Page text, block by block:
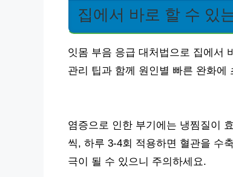
집에서 바로 할 수 있
잇몸 부음 응급 대처법으로 집에서
관리 팁과 함께 원인별 빠른 완화에
염증으로 인한 부기에는 냉찜질이
씩, 하루 3-4회 적용하면 혈관을 수
극이 될 수 있으니 주의하세요.